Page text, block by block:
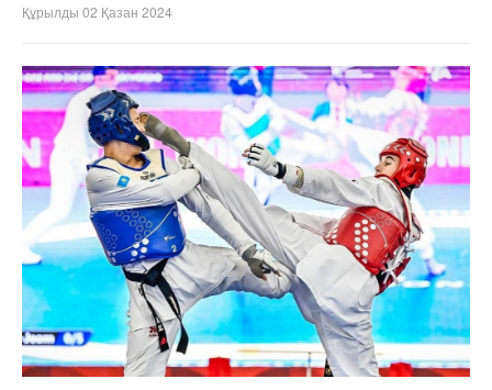
Құрылды 02 Қазан 2024